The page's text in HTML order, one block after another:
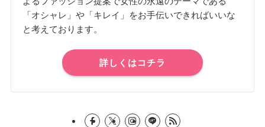
「オシャレ」や「キレイ」をお手伝いできればいいな
と考えております。
詳しくはコチラ